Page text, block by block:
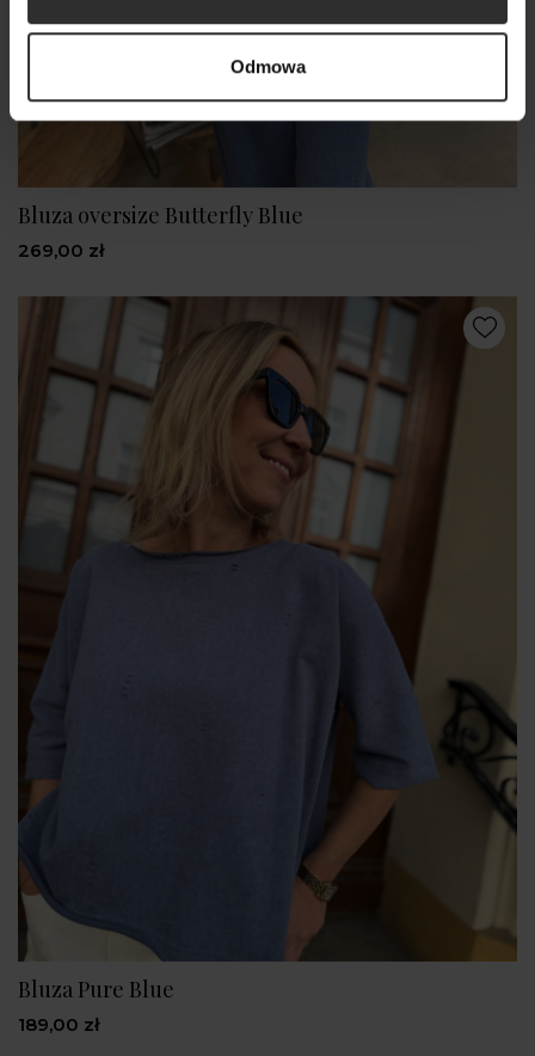
Odmowa
Bluza oversize Butterfly Blue
269,00 zł
Bluza Pure Blue
189,00 zł